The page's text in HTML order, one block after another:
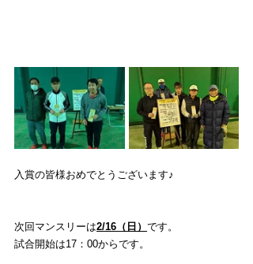
入賞の皆様おめでとうございます♪
次回マンスリーは2/16 （日） です。
試合開始は17：00からです。